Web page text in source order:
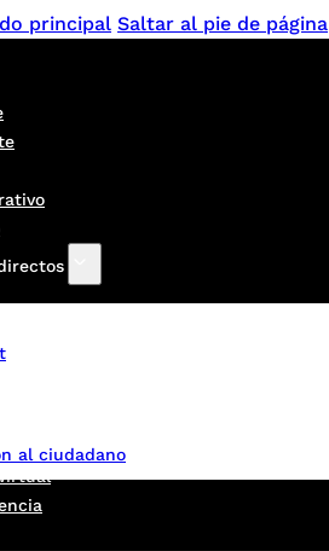
principal Saltar al pie de página
al ciudadano